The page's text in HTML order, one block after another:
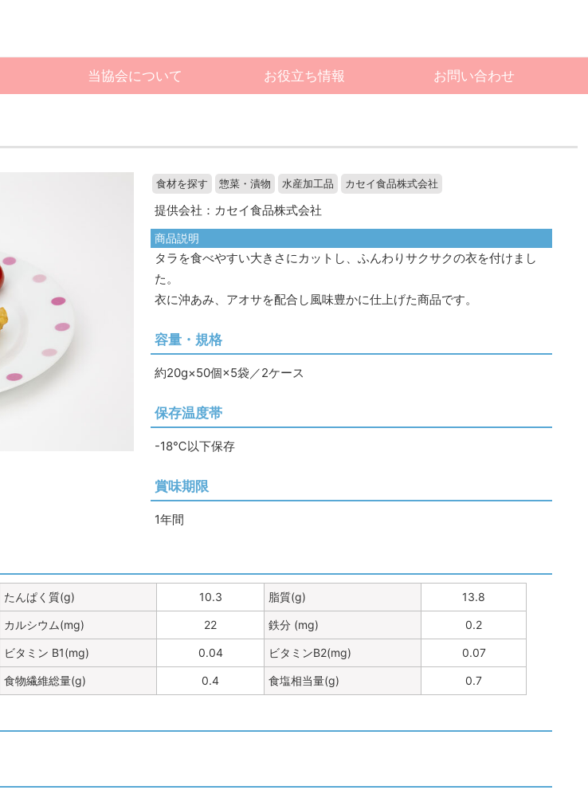
当協会について お役立ち情報 お問い合わせ
食材を探す 惣菜・漬物 水産加工品 カセイ食品株式会社
提供会社：カセイ食品株式会社
商品説明
タラを食べやすい大きさにカットし、ふんわりサクサクの衣を付けまし
た。
衣に沖あみ、アオサを配合し風味豊かに仕上げた商品です。
容量・規格
約20g×50個×5袋／2ケース
保存温度帯
-18℃以下保存
賞味期限
1年間
たんぱく質(g) 10.3 脂質(g) 13.8
カルシウム(mg) 22 鉄分 (mg) 0.2
ビタミン B1(mg) 0.04 ビタミンB2(mg) 0.07
食物繊維総量(g) 0.4 食塩相当量(g) 0.7